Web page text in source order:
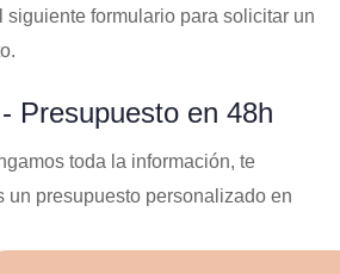
siguiente formulario para solicitar un
Presupuesto en 48h
toda la información, te
un presupuesto personalizado en